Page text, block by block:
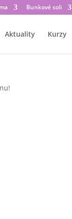
Bunkové soli
Aktuality Kurzy